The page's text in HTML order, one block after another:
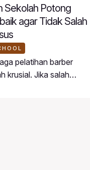
di daerah asal
menjadi
untuk mewujudkan
datang dari berbagai
di Indonesia dengan
keahlian barbering
Buka Barbershop di
Potensial?Persaingan
Sekolah Potong
agar Tidak Salah
pelatihan barber
krusial. Jika salah
yang
adalah panduan